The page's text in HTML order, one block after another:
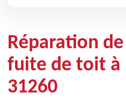
Réparation
fuite de toit à
31260